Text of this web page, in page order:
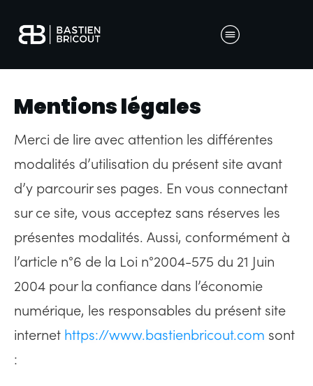
Mentions légales
Merci de lire avec attention les différentes
modalités d’utilisation du présent site avant
d’y parcourir ses pages. En vous connectant
sur ce site, vous acceptez sans réserves les
présentes modalités. Aussi, conformément à
l’article n°6 de la Loi n°2004-575 du 21 Juin
2004 pour la confiance dans l’économie
numérique, les responsables du présent site
internet https://www.bastienbricout.com sont
: